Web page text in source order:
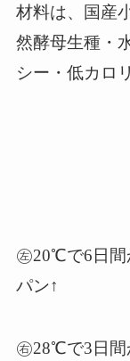
材料は、国産
然酵母生種・
シー・低カロ
㊧20℃で6日間
パン↑
㊨28℃で3日間